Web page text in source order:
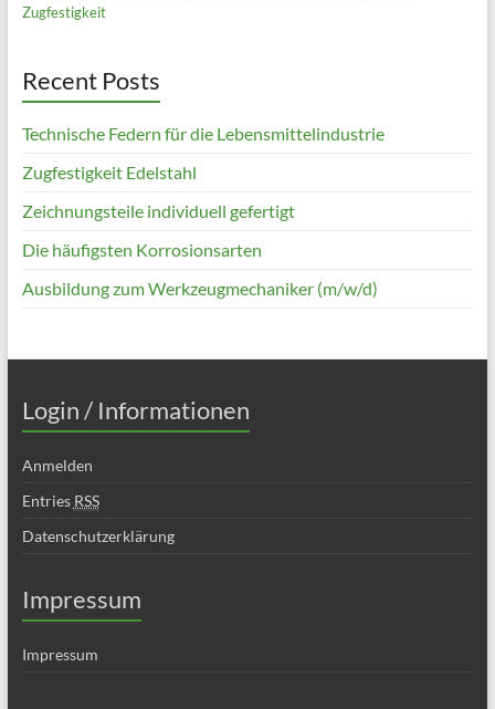
Zugfestigkeit
Recent Posts
Technische Federn für die Lebensmittelindustrie
Zugfestigkeit Edelstahl
Zeichnungsteile individuell gefertigt
Die häufigsten Korrosionsarten
Ausbildung zum Werkzeugmechaniker (m/w/d)
Login / Informationen
Anmelden
Entries RSS
Datenschutzerklärung
Impressum
Impressum